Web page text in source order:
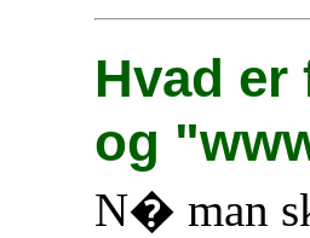
Hvad
og
N� man